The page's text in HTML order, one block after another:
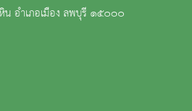
น อำเภอเมือง ลพบุรี ๑๕๐๐๐